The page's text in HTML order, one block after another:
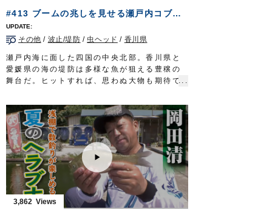
OWNERMOVIE http://ownertv.jp/
オーナーばりwebsite
http://www.owner.co.jp
っている。次代を担う和竿職人の果てなき旅
路。道は険しくとも…手堅く、歩を進めるの
みだ。
タックル
竿：和竿 6本継ぎ 8尺(2.4m)
道糸：ナイロン 1号
仕掛け：シモリ仕掛け
シモリ玉 2号 1個／1号 3個
ハリス：0.8号
ハリ：フナ鈎5号
放送日 2020年5月3日
OWNERMOVIEhttp://ownertv.jp/
オーナーばりwebsite
http://www.owner.co.jp
#413 ブームの兆しを見せる瀬戸内コブダイ釣り～四国の沖堤で堪能する極上ファイト～
その他 / 波止/堤防 / 虫ヘッド / 香川県
瀬戸内海に面した四国の中央北部。香川県と
愛媛県の海の堤防は多様な魚が狙える豊穣の
舞台だ。ヒットすれば、思わぬ大物も期待で
１メートルにも達するベラ科の魚。成魚にな
ると頭部に特徴的なコブが張り出す個性的な
ターゲットだ。
堤防に竿を出し、神経を研ぎ澄ましアタリを
待つのは三木薫さん。香川県の釣具店店長と
して、コブダイ釣りの魅力を発信している。
チヌ釣りにおいては大敵となるコブダイを主
役に据えた四国の釣り。
迫力満点の魚体が繰り出す強烈なファイト
は、一度味わえば病みつきになること、請け
3,862